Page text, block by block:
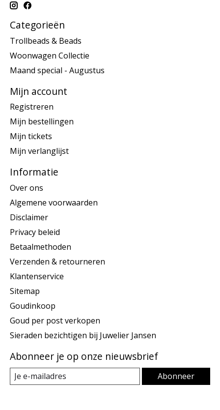
Categorieën
Trollbeads & Beads
Woonwagen Collectie
Maand special - Augustus
Mijn account
Registreren
Mijn bestellingen
Mijn tickets
Mijn verlanglijst
Informatie
Over ons
Algemene voorwaarden
Disclaimer
Privacy beleid
Betaalmethoden
Verzenden & retourneren
Klantenservice
Sitemap
Goudinkoop
Goud per post verkopen
Sieraden bezichtigen bij Juwelier Jansen
Abonneer je op onze nieuwsbrief
Abonneer